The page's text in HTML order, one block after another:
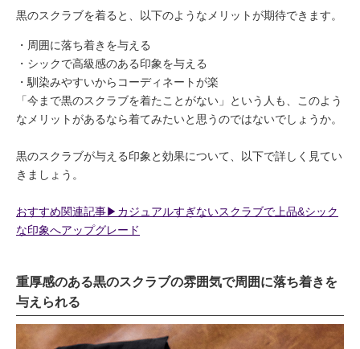
黒のスクラブを着ると、以下のようなメリットが期待できます。
周囲に落ち着きを与える
シックで高級感のある印象を与える
馴染みやすいからコーディネートが楽
「今まで黒のスクラブを着たことがない」という人も、このよう
なメリットがあるなら着てみたいと思うのではないでしょうか。
黒のスクラブが与える印象と効果について、以下で詳しく見てい
きましょう。
おすすめ関連記事▶︎カジュアルすぎないスクラブで上品&シック
な印象へアップグレード
重厚感のある黒のスクラブの雰囲気で周囲に落ち着きを
与えられる